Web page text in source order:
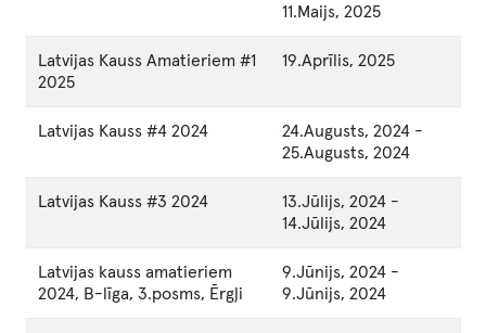
11.Maijs, 2025
Latvijas Kauss Amatieriem #1
2025
19.Aprīlis, 2025
Latvijas Kauss #4 2024 24.Augusts, 2024 -
25.Augusts, 2024
Latvijas Kauss #3 2024 13.Jūlijs, 2024 -
14.Jūlijs, 2024
Latvijas kauss amatieriem
2024, B-līga, 3.posms, Ērgļi
9.Jūnijs, 2024 -
9.Jūnijs, 2024